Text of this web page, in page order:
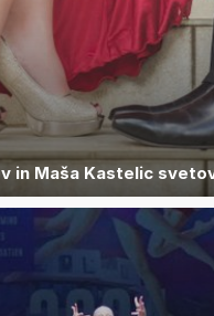
in Maša Kastelic